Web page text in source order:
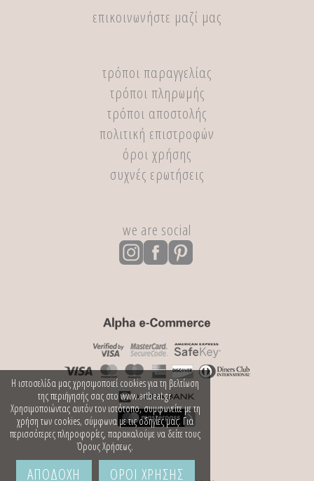
επικοινωνήστε μαζί μας
τρόποι παραγγελίας
τρόποι πληρωμής
τρόποι αποστολής
πολιτική επιστροφών
όροι χρήσης
συχνές ερωτήσεις
we are social
Η ιστοσελίδα μας χρησιμοποιεί cookies για τη βελτίωση
της περιήγησής σας στο www.artbeat.gr.
Χρησιμοποιώντας αυτόν τον ιστότοπο, συμφωνείτε με τη
χρήση των cookies, σύμφωνα με τις οδηγίες μας. Για
περισσότερες πληροφορίες, παρακαλούμε να δείτε τους
Όρους Χρήσεως.
ΑΠΟΔΟΧΗ ΟΡΟΙ ΧΡΗΣΗΣ